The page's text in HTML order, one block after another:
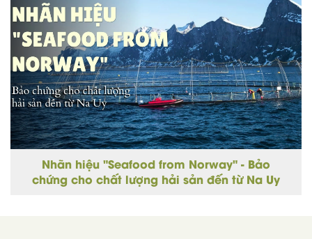
Nhãn hiệu "Seafood from Norway" - Bảo
chứng cho chất lượng hải sản đến từ Na Uy